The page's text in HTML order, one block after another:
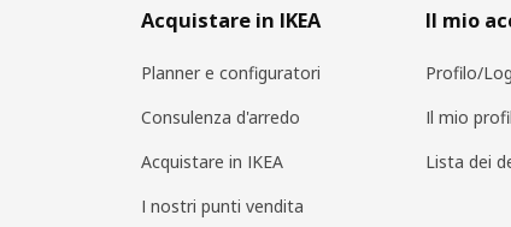
Acquistare in IKEA
Planner e configuratori
Consulenza d'arredo
Acquistare in IKEA
I nostri punti vendita
Il mio
Profilo/
Il mio
Lista dei